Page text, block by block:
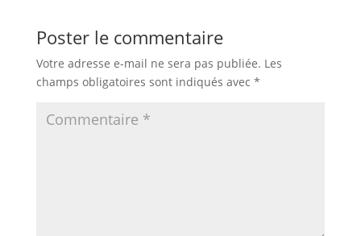
Poster le commentaire
Votre adresse e-mail ne sera pas publiée. Les
champs obligatoires sont indiqués avec *